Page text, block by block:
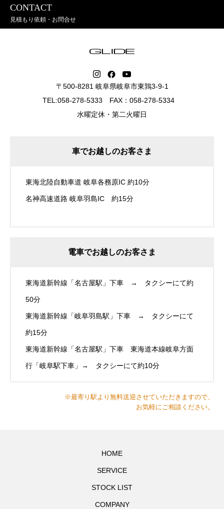
CONTACT
見積もり依頼・お問合せ
〒500-8281 岐阜県岐阜市東鶉3-9-1
TEL:058-278-5333 FAX：058-278-5334
水曜定休・第二火曜日
車でお越しのお客さま
東海北陸自動車道 岐阜各務原IC 約10分
名神高速道路 岐阜羽島IC 約15分
電車でお越しのお客さま
東海道新幹線「名古屋駅」下車 → タクシーにて約
50分
東海道新幹線「岐阜羽島駅」下車 → タクシーにて
約15分
東海道新幹線「名古屋駅」下車 東海道本線岐阜方面
行「岐阜駅下車」→ タクシーにて約10分
※最寄り駅より無料送迎させていただきますので、
お気軽にご相談ください。
HOME
SERVICE
STOCK LIST
COMPANY